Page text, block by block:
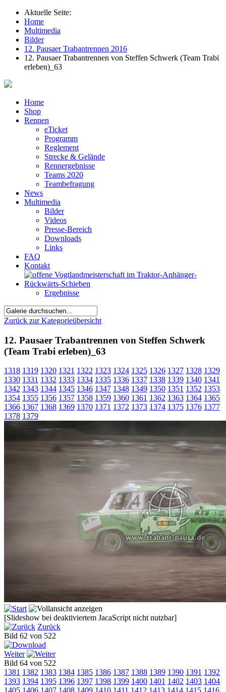
Aktuelle Seite:
Home
Multimedia
Bilder
12. Pausaer Trabantrennen 2016
12. Pausaer Trabantrennen von Steffen Schwerk (Team Trabi
erleben)_63
Home
Shop
Rennen
eTicket
Programm
Reglement
Strecke & Gelände
Rennergebnisse
Teams 2020
Teambefragung
News
Multimedia
Bilder
Videos
Presse-Bereich
Downloads
Links
FAQ
Kontakt
Ergebnisse
Zurück zur Kategorieübersicht
12. Pausaer Trabantrennen von Steffen Schwerk
(Team Trabi erleben)_63
1318 1319 1320 1321 1322 1323 1324 1325 1326 1327 1328 1329
1330 1331 1332 1333 1334 1335 1336 1337 1338 1339 1340 1341
1342 1343 1344 1345 1346 1347 1348 1349 1350 1351 1352 1353
1354 1355 1356 1357 1358 1359 1360 1361 1362 1363 1364 1365
1366 1367 1368 1369 1370 1371 1372 1373 1374 1375 1376 1377
1378 1379
[Slideshow bei deaktiviertem JacaScript nicht nutzbar]
Zurück
Bild 62 von 522
Weiter
Bild 64 von 522
1381 1382 1383 1384 1385 1386 1387 1388 1389 1390 1391 1392
1393 1394 1395 1396 1397 1398 1399 1400 1401 1402 1403 1404